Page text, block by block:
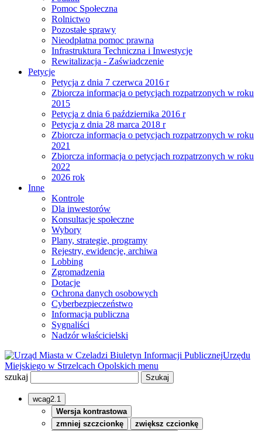
Pomoc Społeczna
Rolnictwo
Pozostałe sprawy
Nieodpłatna pomoc prawna
Infrastruktura Techniczna i Inwestycje
Rewitalizacja - Zaświadczenie
Petycje
Petycja z dnia 7 czerwca 2016 r
Zbiorcza informacja o petycjach rozpatrzonych w roku
2015
Petycja z dnia 6 października 2016 r
Petycja z dnia 28 marca 2018 r
Zbiorcza informacja o petycjach rozpatrzonych w roku
2021
Zbiorcza informacja o petycjach rozpatrzonych w roku
2022
2026 rok
Inne
Kontrole
Dla inwestorów
Konsultacje społeczne
Wybory
Plany, strategie, programy
Rejestry, ewidencje, archiwa
Lobbing
Zgromadzenia
Dotacje
Ochrona danych osobowych
Cyberbezpieczeństwo
Informacja publiczna
Sygnaliści
Nadzór właścicielski
Biuletyn Informacji PublicznejUrzędu
Miejskiego w Strzelcach Opolskich menu
szukaj
wcag2.1
Wersja kontrastowa
zmniej szczcionkę
zwiększ czcionkę